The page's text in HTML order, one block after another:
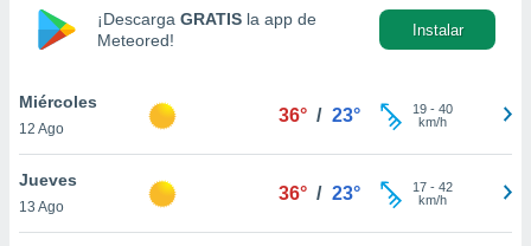
aceptar
de
sitio
En
¡Descarga GRATIS la app de
Meteored!
Instalar
Miércoles
12 Ago
36° / 23° 19- 40
km/h
Jueves
13 Ago
36° / 23° 17- 42
km/h